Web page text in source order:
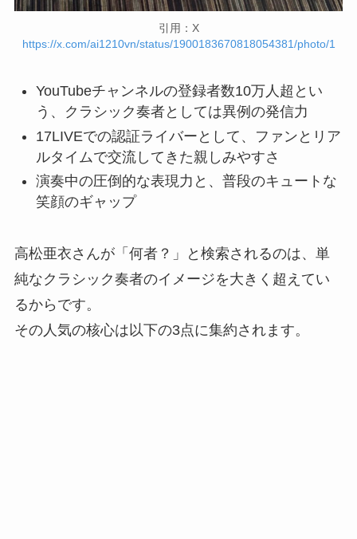
引用：X
https://x.com/ai1210vn/status/1900183670818054381/photo/1
YouTubeチャンネルの登録者数10万人超とい
う、クラシック奏者としては異例の発信力
17LIVEでの認証ライバーとして、ファンとリア
ルタイムで交流してきた親しみやすさ
演奏中の圧倒的な表現力と、普段のキュートな
笑顔のギャップ
高松亜衣さんが「何者？」と検索されるのは、単
純なクラシック奏者のイメージを大きく超えてい
るからです。
その人気の核心は以下の3点に集約されます。